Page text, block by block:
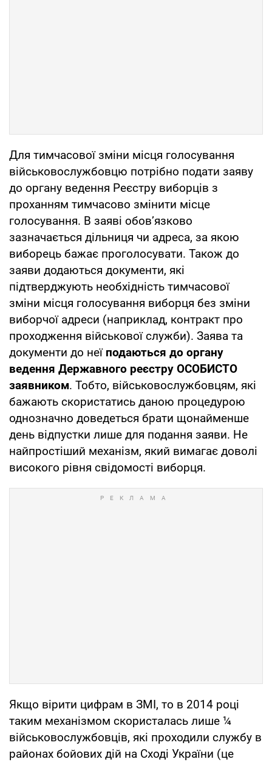
Для тимчасової зміни місця голосування
військовослужбовцю потрібно подати заяву
до органу ведення Реєстру виборців з
проханням тимчасово змінити місце
голосування. В заяві обов’язково
зазначається дільниця чи адреса, за якою
виборець бажає проголосувати. Також до
заяви додаються документи, які
підтверджують необхідність тимчасової
зміни місця голосування виборця без зміни
виборчої адреси (наприклад, контракт про
проходження військової служби). Заява та
документи до неї подаються до органу
ведення Державного реєстру ОСОБИСТО
заявником. Тобто, військовослужбовцям, які
бажають скористатись даною процедурою
однозначно доведеться брати щонайменше
день відпустки лише для подання заяви. Не
найпростіший механізм, який вимагає доволі
високого рівня свідомості виборця.
Якщо вірити цифрам в ЗМІ, то в 2014 році
таким механізмом скористалась лише ¼
військовослужбовців, які проходили службу в
районах бойових дій на Сході України (це